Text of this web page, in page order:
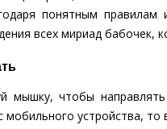
понятным
всех мириад бабочек,
мышку, чтобы
мобильного устройства, то